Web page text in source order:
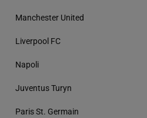
Manchester United
Liverpool FC
Napoli
Juventus Turyn
Paris St. Germain